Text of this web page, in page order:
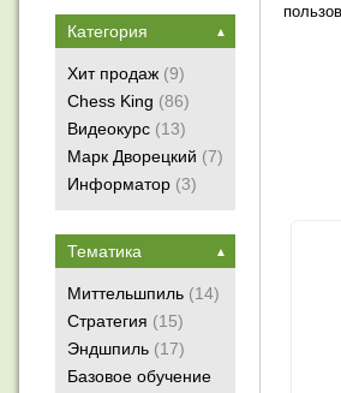
Категория ▲
Хит продаж (9)
Chess King (86)
Видеокурс (13)
Марк Дворецкий (7)
Информатор (3)
Тематика ▲
Миттельшпиль (14)
Стратегия (15)
Эндшпиль (17)
Базовое обучение